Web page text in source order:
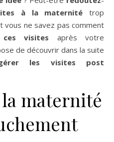
à la maternité trop
vous ne savez pas comment
visites après votre
de découvrir dans la suite
les visites post
maternité